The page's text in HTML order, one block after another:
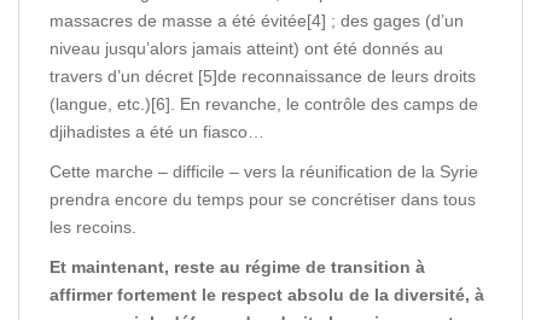
massacres de masse a été évitée[4] ; des gages (d’un
niveau jusqu’alors jamais atteint) ont été donnés au
travers d’un décret [5]de reconnaissance de leurs droits
(langue, etc.)[6]. En revanche, le contrôle des camps de
djihadistes a été un fiasco…
Cette marche – difficile – vers la réunification de la Syrie
prendra encore du temps pour se concrétiser dans tous
les recoins.
Et maintenant, reste au régime de transition à
affirmer fortement le respect absolu de la diversité, à